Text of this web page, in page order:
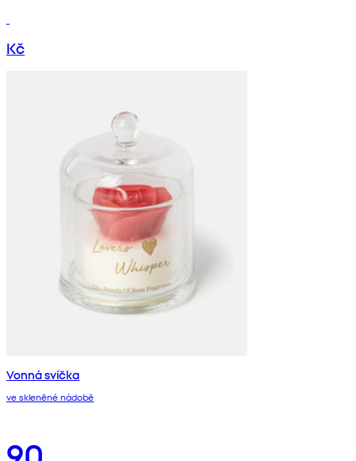
Kč
Vonná svíčka
ve skleněné nádobě